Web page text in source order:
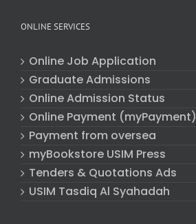
ONLINE SERVICES
Online Job Application
Graduate Admissions
Online Admission Status
Online Payment (myPayment)
Payment from oversea
myBookstore USIM Press
Tenders & Quotations Ads
USIM Tasdiq Al Syahadah